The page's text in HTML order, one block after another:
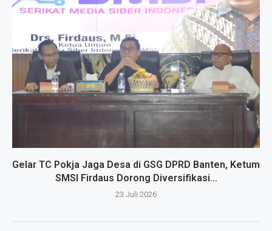
Gelar TC Pokja Jaga Desa di GSG DPRD Banten, Ketum
SMSI Firdaus Dorong Diversifikasi...
23 Juli 2026